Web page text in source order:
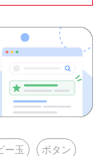
ー玉 ボタン